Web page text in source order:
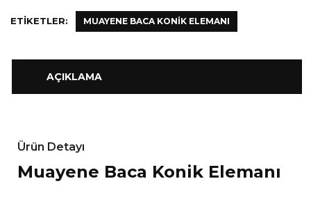
ETIKETLER: MUAYENE BACA KONIK ELEMANI
AÇIKLAMA
Ürün Detayı
Muayene Baca Konik Elemanı